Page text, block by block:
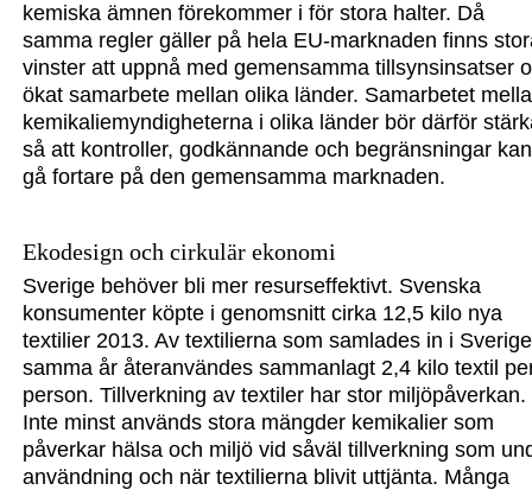
kemiska ämnen förekommer i för stora halter. Då
samma regler gäller på hela EU-marknaden finns
vinster att uppnå med gemensamma tillsynsinsatser
ökat samarbete mellan olika länder. Samarbetet
kemikaliemyndigheterna i olika länder bördärför
så att kontroller, godkännande och begränsningar kan
gå fortare på den gemensamma marknaden.
Ekodesign och cirkulär ekonomi
Sverige behöver bli mer resurseffektivt. Svenska
konsumenter köpte i genomsnitt cirka 12,5 kilo nya
textilier 2013. Av textilierna som samlades in i Sverige
samma år återanvändes sammanlagt 2,4 kilo textil
person. Tillverkning av textiler har stor miljöpåverkan.
Inte minst används stora mängder kemikalier som
påverkar hälsa och miljö vid såväl tillverkning som
användning och när textilierna blivit uttjänta. Många